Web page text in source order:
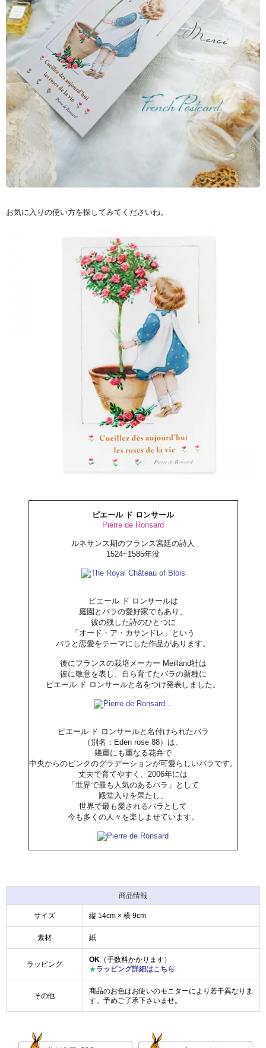
お気に入りの使い方を探してみてくださいね。
ピエール ド ロンサール
Pierre de Ronsard
ルネサンス期のフランス宮廷の詩人
1524~1585年没
ピエール ド ロンサールは
庭園とバラの愛好家でもあり、
彼の残した詩のひとつに
「オード・ア・カサンドレ」という
バラと恋愛をテーマにした作品があります。
後にフランスの栽培メーカー Meilland社は
彼に敬意を表し、自ら育てたバラの新種に
ピエール ド ロンサールと名をつけ発表しました。
ピエール ド ロンサールと名付けられたバラ
（別名：Eden rose 88）は、
幾重にも重なる花弁で
中央からのピンクのグラデーションが可愛らしいバラです。
丈夫で育てやすく、2006年には
「世界で最も人気のあるバラ」として
殿堂入りを果たし、
世界で最も愛されるバラとして
今も多くの人々を楽しませています。
商品情報
サイズ 縦 14cm × 横 9cm
素材 紙
ラッピング
OK （手数料かかります）
★ラッピング詳細はこちら
その他
商品のお色はお使いのモニターにより若干異なりま
す。予めご了承下さいませ。